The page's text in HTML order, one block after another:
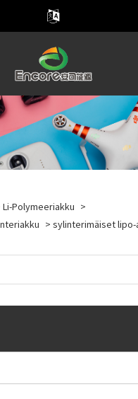
Li-Polymeeriakku >
> sylinterimäiset